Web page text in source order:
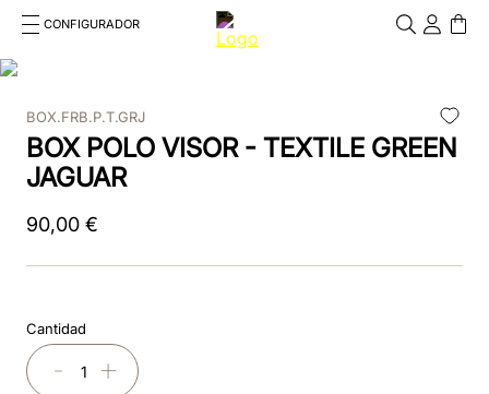
CONFIGURADOR
Cosa stai cercando?
1.kep cromo 2 0
2 kep
3.helmet
BOX.FRB.P.T.GRJ
BOX POLO VISOR - TEXTILE GREEN
JAGUAR
90,00 €
Cantidad
＋
－